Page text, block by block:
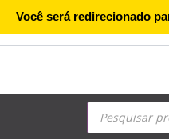
o
Pesquisar
produtos
Você será redirecionado